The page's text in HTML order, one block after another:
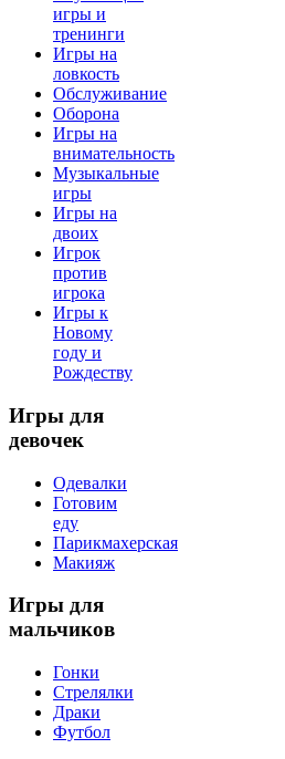
игры и
тренинги
Игры на
ловкость
Обслуживание
Оборона
Игры на
внимательность
Музыкальные
игры
Игры на
двоих
Игрок
против
игрока
Игры к
Новому
году и
Рождеству
Игры для
девочек
Одевалки
Готовим
еду
Парикмахерская
Макияж
Игры для
мальчиков
Гонки
Стрелялки
Драки
Футбол